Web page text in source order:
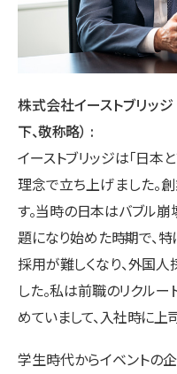
株式会社イーストブリッ
下、敬称略）
イーストブリッジは「日本
理念で立ち上げました。
す。当時の日本はバブル
題になり始めた時期で、
採用が難しくなり、外国
した。私は前職のリクルー
めていまして、入社時に上
学生時代からイベントの